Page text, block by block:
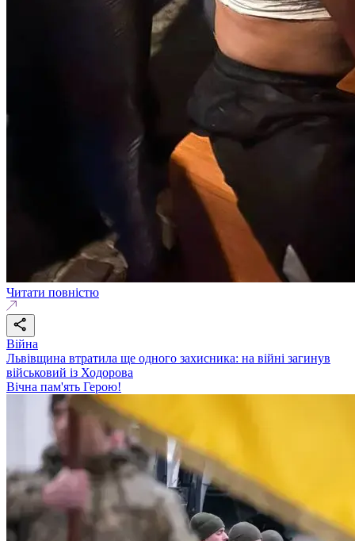
Читати повністю
Війна
Львівщина втратила ще одного захисника: на війні загинув
військовий із Ходорова
Вічна пам'ять Герою!